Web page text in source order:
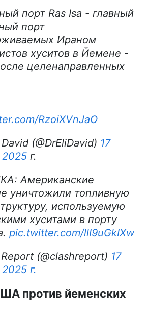
порт Ras Isa - главный
порт
Ираном
хуситов в Йемене -
целенаправленных
RzoiXVnJaO
(@DrEliDavid) 17
2025 г.
Американские
уничтожили топливную
используемую
хуситами в порту
pic.twitter.com/llI9uGkIXw
(@clashreport) 17
г.
против йеменских